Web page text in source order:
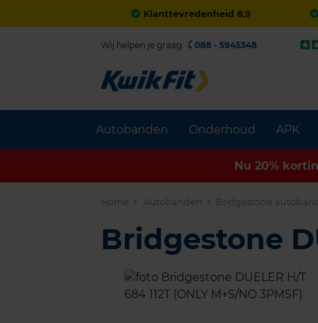
Klanttevredenheid 8,9
Autobanden Onderhoud APK
Wij helpen je graag. 088 - 5945348
Nu 20%
Home Autobanden Bridgestone
Bridgestone